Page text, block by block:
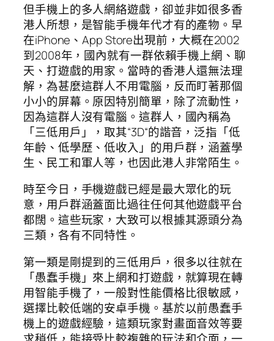
但手機上的多人網絡遊戲，卻並非如很多香
港人所想，是智能手機年代才有的產物。早
在iPhone、App Store出現前，大概在2002
到2008年，國內就有一群依賴手機上網、聊
天、打遊戲的用家。當時的香港人還無法理
解，為甚麼這群人不用電腦，反而盯著那個
小小的屏幕。原因特別簡單，除了流動性，
因為這群人沒有電腦。這群人，國內稱為
「三低用戶」，取其“3D“的諧音，泛指「低
年齡、低學歷、低收入」的用戶群，涵蓋學
生、民工和軍人等，也因此港人非常陌生。
時至今日，手機遊戲已經是最大眾化的玩
意，用戶群涵蓋面比過往任何其他遊戲平台
都闊。這些玩家，大致可以根據其源頭分為
三類，各有不同特性。
第一類是剛提到的三低用戶，很多以往就在
「愚蠢手機」來上網和打遊戲，就算現在轉
用智能手機了，一般對性能價格比很敏感，
選擇比較低端的安卓手機。基於以前愚蠢手
機上的遊戲經驗，這類玩家對畫面音效等要